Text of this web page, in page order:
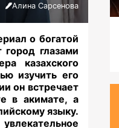
Алина Сарсенова
о богатой
глазами
казахского
изучить его
он встречает
в акимате, а
языку.